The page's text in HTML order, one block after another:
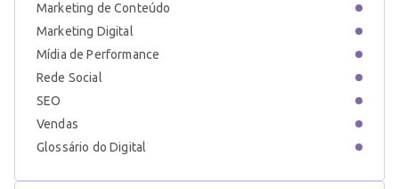
Marketing de Conteúdo
Marketing Digital
Mídia de Performance
Rede Social
SEO
Vendas
Glossário do Digital